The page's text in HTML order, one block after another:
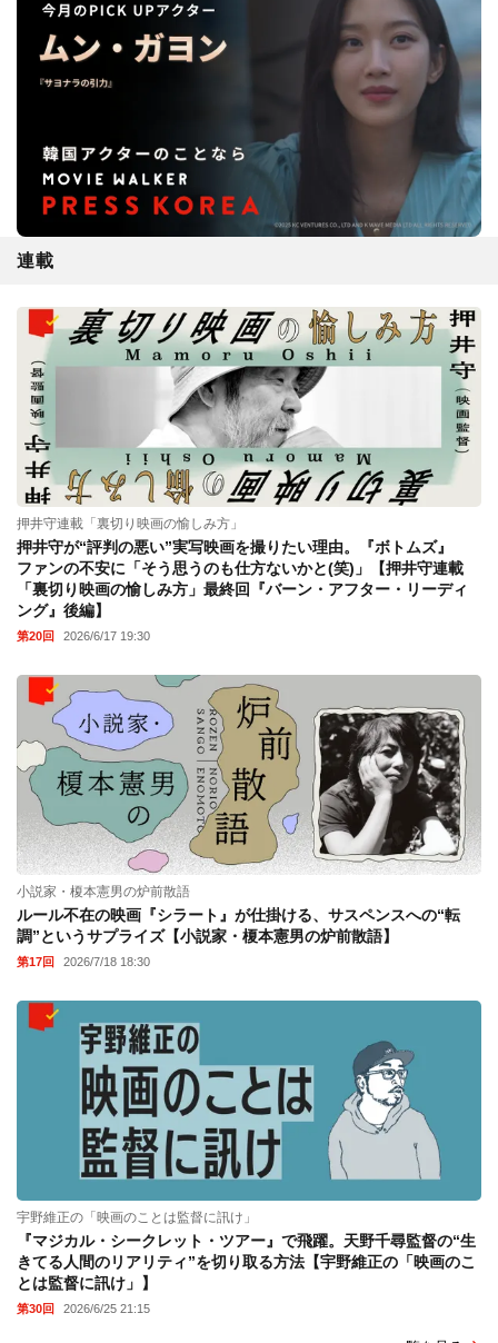
連載
押井守連載「裏切り映画の愉しみ方」
押井守が“評判の悪い”実写映画を撮りたい理由。『ボトムズ』
ファンの不安に「そう思うのも仕方ないかと(笑)」【押井守連載
「裏切り映画の愉しみ方」最終回『バーン・アフター・リーディ
ング』後編】
第20回 2026/6/17 19:30
小説家・榎本憲男の炉前散語
ルール不在の映画『シラート』が仕掛ける、サスペンスへの“転
調”というサプライズ【小説家・榎本憲男の炉前散語】
第17回 2026/7/18 18:30
宇野維正の「映画のことは監督に訊け」
『マジカル・シークレット・ツアー』で飛躍。天野千尋監督の“生
きてる人間のリアリティ”を切り取る方法【宇野維正の「映画のこ
とは監督に訊け」】
第30回 2026/6/25 21:15